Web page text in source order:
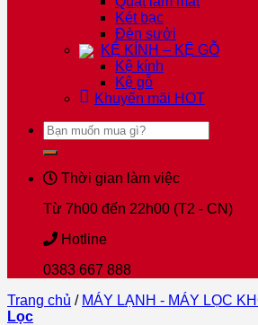
Két bạc
Đèn sưởi
KỆ KÍNH – KỆ GỖ
Kệ kính
Kệ gỗ
Khuyến mãi HOT
Tìm
kiếm:
Thời gian làm việc
Từ 7h00 đến 22h00 (T2 - CN)
Hotline
0383 667 888
Trang chủ / MÁY LẠNH - MÁY LỌC
Lọc